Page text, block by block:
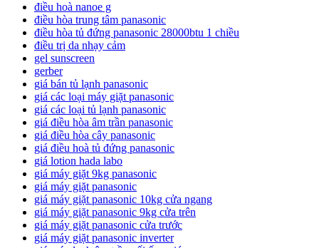
điều hoà nanoe g
điều hòa trung tâm panasonic
điều hòa tủ đứng panasonic 28000btu 1 chiều
điều trị da nhạy cảm
gel sunscreen
gerber
giá bán tủ lạnh panasonic
giá các loại máy giặt panasonic
giá các loại tủ lạnh panasonic
giá điều hòa âm trần panasonic
giá điều hòa cây panasonic
giá điều hoà tủ đứng panasonic
giá lotion hada labo
giá máy giặt 9kg panasonic
giá máy giặt panasonic
giá máy giặt panasonic 10kg cửa ngang
giá máy giặt panasonic 9kg cửa trên
giá máy giặt panasonic cửa trước
giá máy giặt panasonic inverter